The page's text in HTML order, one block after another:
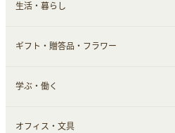
スーツ・フォーマル
食材宅配
ヘアケア
メンズ美容
美容・ダイエット用品
脱毛用品
健康食品｜乳酸菌・ケフィア
健康食品｜その他
スポーツ・フィットネス
日用品・薬局・からだ
家電・パソコン・ソフトウェア
スマホ・携帯電話・SIM
すべて見る
クレジットカード
生活・暮らし
すべて見る
車情報・カーシェア・レンタル
お役立ち
ギフト・贈答品・フラワー
すべて見る
ギフト・贈答品
学ぶ・働く
すべて見る
オフィス・文具